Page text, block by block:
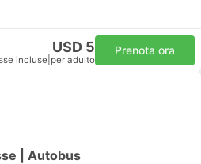
USD 5
incluse per adulto
Prenota ora
| Autobus